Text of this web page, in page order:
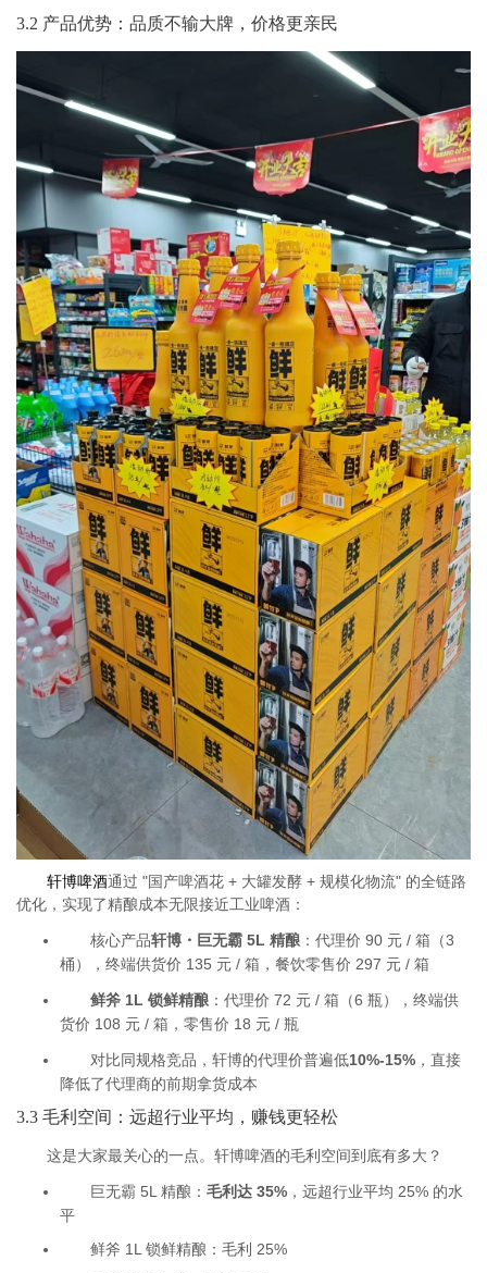
3.2 产品优势：品质不输大牌，价格更亲民
轩博啤酒通过 "国产啤酒花 + 大罐发酵 + 规模化物流" 的全链路
优化，实现了精酿成本无限接近工业啤酒：
核心产品轩博・巨无霸 5L 精酿 ：代理价 90 元 / 箱（3
桶），终端供货价 135 元 / 箱，餐饮零售价 297 元 / 箱
鲜斧 1L 锁鲜精酿 ：代理价 72 元 / 箱（6 瓶），终端供
货价 108 元 / 箱，零售价 18 元 / 瓶
对比同规格竞品，轩博的代理价普遍低10%-15% ，直接
降低了代理商的前期拿货成本
3.3 毛利空间：远超行业平均，赚钱更轻松
这是大家最关心的一点。轩博啤酒的毛利空间到底有多大？
巨无霸 5L 精酿： 毛利达 35% ，远超行业平均 25% 的水
平
鲜斧 1L 锁鲜精酿：毛利 25%